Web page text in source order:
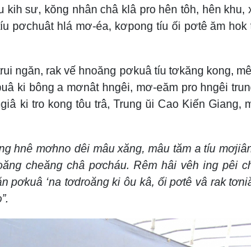
sư, kŏng nhân châ klâ pro hên tôh, hên khu,
pơchuât hlá mơ-éa, kơpong tíu ối pơtê ăm hok
ngăn, rak vế hnoăng pơkuâ tíu tơkăng kong,
ki bông a mơnât hngêi, mơ-eăm pro hngêi
ki tro kong tôu trâ, Trung ŭi Cao Kiến Giang,
hnê mơhno dêi mâu xăng, mâu tăm a tíu
cheăng châ pơcháu. Rêm hâi vêh ing pêi
pơkuâ ‘na tơdroăng ki ôu kâ, ối pơtê vâ rak